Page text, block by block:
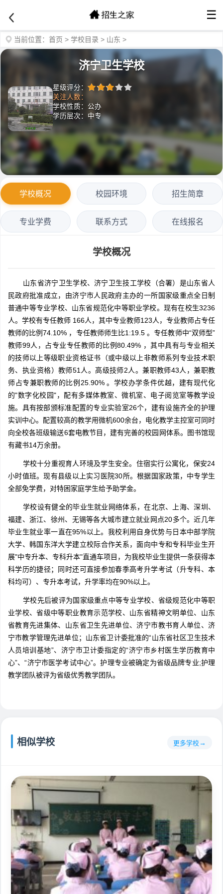
☰
当前位置： 首页 > 学校目录 > 山东 >
济宁卫生学校
星级评分：
关注人数：
学校性质：公办
学历层次：中专
学校概况 校园环境 招生简章
专业学费 联系方式 在线报名
学校概况
山东省济宁卫生学校、济宁卫生技工学校（合署）是山东省人
民政府批准成立，由济宁市人民政府主办的一所国家级重点全日制
普通中等专业学校、山东省规范化中等职业学校。现有在校生3236
人。学校有专任教师 166人，其中专业教师123人，专业教师占专任
教师的比例74.10% ，专任教师师生比1:19.5 。专任教师中“双师型”
教师99人，占专业专任教师的比例80.49% ，其中具有与专业相关
的技师以上等级职业资格证书（或中级以上非教师系列专业技术职
务、执业资格）教师51人。高级技师2人。兼职教师43人，兼职教
师占专兼职教师的比例25.90% 。学校办学条件优越，建有现代化
的"数字化校园"，配有多媒体教室、微机室、电子阅览室等教学设
施。具有按部颁标准配置的专业实验室26个，建有设施齐全的护理
实训中心。配置较高的教学用微机600余台，电化教学主控室可同时
向全校各班级输送6套电教节目，建有完善的校园网体系。图书馆现
有藏书14万余册。
学校十分重视育人环境及学生安全。住宿实行公寓化，保安24
小时值班。现有县级以上实习医院30所。根据国家政策，中专学生
全部免学费，对特困家庭学生给予助学金。
学校设有健全的毕业生就业网络体系，在北京、上海、深圳、
福建、浙江、徐州、无锡等各大城市建立就业网点20多个。近几年
毕业生就业率一直在95%以上。我校利用自身优势与日本中部学院
大学、韩国东洋大学建立校际合作关系，面向中专和专科毕业生开
展"中专升本、专科升本"直通车项目，为我校毕业生提供一条获得本
科学历的捷径；同时还可直接参加春季高考升学考试（升专科、本
科均可）、专升本考试，升学率均在90%以上。
学校先后被评为国家级重点中等专业学校、省级规范化中等职
业学校、省级中等职业教育示范学校、山东省精神文明单位、山东
省教育先进集体、山东省卫生先进单位、济宁市教书育人单位、济
宁市教学管理先进单位；山东省卫计委批准的“山东省社区卫生技术
人员培训基地”、济宁市卫计委指定的“济宁市乡村医生学历教育中
心”、“济宁市医学考试中心”。护理专业被确定为省级品牌专业;护理
教学团队被评为省级优秀教学团队。
相似学校 更多学校